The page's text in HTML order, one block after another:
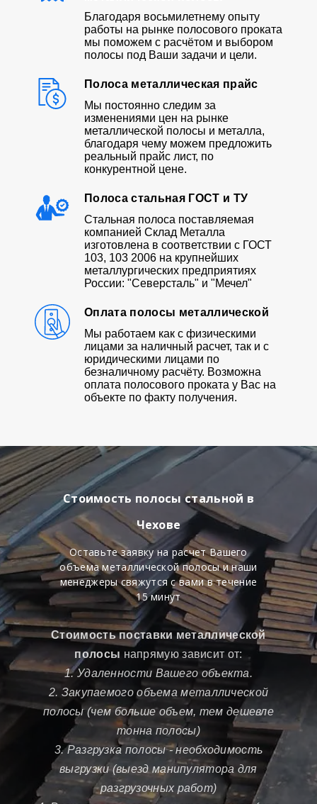
Благодаря восьмилетнему опыту
работы на рынке полосового проката
мы поможем с расчётом и выбором
полосы под Ваши задачи и цели.
Полоса металлическая прайс
Мы постоянно следим за
изменениями цен на рынке
металлической полосы и металла,
благодаря чему можем предложить
реальный прайс лист, по
конкурентной цене.
Полоса стальная ГОСТ и ТУ
Стальная полоса поставляемая
компанией Склад Металла
изготовлена в соответствии с ГОСТ
103, 103 2006 на крупнейших
металлургических предприятиях
России: "Северсталь" и "Мечел"
Оплата полосы металлической
Мы работаем как с физическими
лицами за наличный расчет, так и с
юридическими лицами по
безналичному расчёту. Возможна
оплата полосового проката у Вас на
объекте по факту получения.
Стоимость полосы стальной в
Чехове
Оставьте заявку на расчет Вашего
объема металлической полосы и наши
менеджеры свяжутся с вами в течение
15 минут
Стоимость поставки металлической
полосы напрямую зависит от:
1. Удаленности Вашего объекта.
2. Закупаемого объема металлической
полосы (чем больше объем, тем дешевле
тонна полосы)
3. Разгрузка полосы - необходимость
выгрузки (выезд манипулятора для
разгрузочных работ)